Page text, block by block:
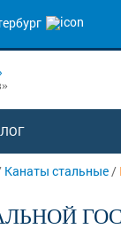
Канаты стальные/